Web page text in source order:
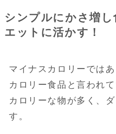
シンプルにかさ増
エットに活かす！
マイナスカロリーでは
カロリー食品と言われ
カロリーな物が多く、
す。